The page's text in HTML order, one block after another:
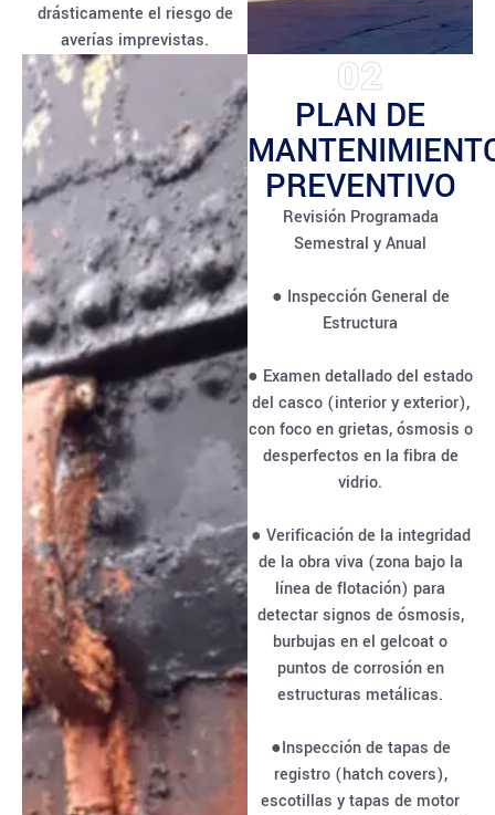
drásticamente el riesgo de
averías imprevistas.
02
PLAN DE
PREVENTIVO
Revisión Programada
Semestral y Anual
● Inspección General de
Estructura
● Examen detallado del estado
del casco (interior y exterior),
con foco en grietas, ósmosis o
desperfectos en la fibra de
vidrio.
● Verificación de la integridad
de la obra viva (zona bajo la
línea de flotación) para
detectar signos de ósmosis,
burbujas en el gelcoat o
puntos de corrosión en
estructuras metálicas.
●Inspección de tapas de
registro (hatch covers),
escotillas y tapas de motor